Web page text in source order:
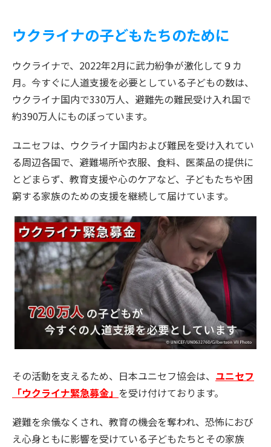
ウクライナの子どもたちのために
ウクライナで、2022年2月に武力紛争が激化して９カ
月。今すぐに人道支援を必要としている子どもの数は、
ウクライナ国内で330万人、避難先の難民受け入れ国で
約390万人にものぼっています。
ユニセフは、ウクライナ国内および難民を受け入れてい
る周辺各国で、避難場所や衣服、食料、医薬品の提供に
とどまらず、教育支援や心のケアなど、子どもたちや困
窮する家族のための支援を継続して届けています。
その活動を支えるため、日本ユニセフ協会は、 ユニセフ
「ウクライナ緊急募金」 を受け付けております。
避難を余儀なくされ、教育の機会を奪われ、恐怖におび
え心身ともに影響を受けている子どもたちとその家族